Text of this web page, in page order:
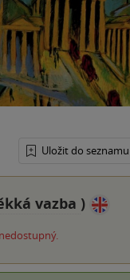
Uložit do seznamu
vazba )